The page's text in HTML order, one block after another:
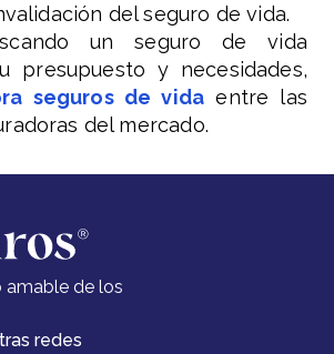
del seguro de vida.
un seguro de vida
presupuesto y necesidades,
seguros de vida entre las
del mercado.
amable de los
redes